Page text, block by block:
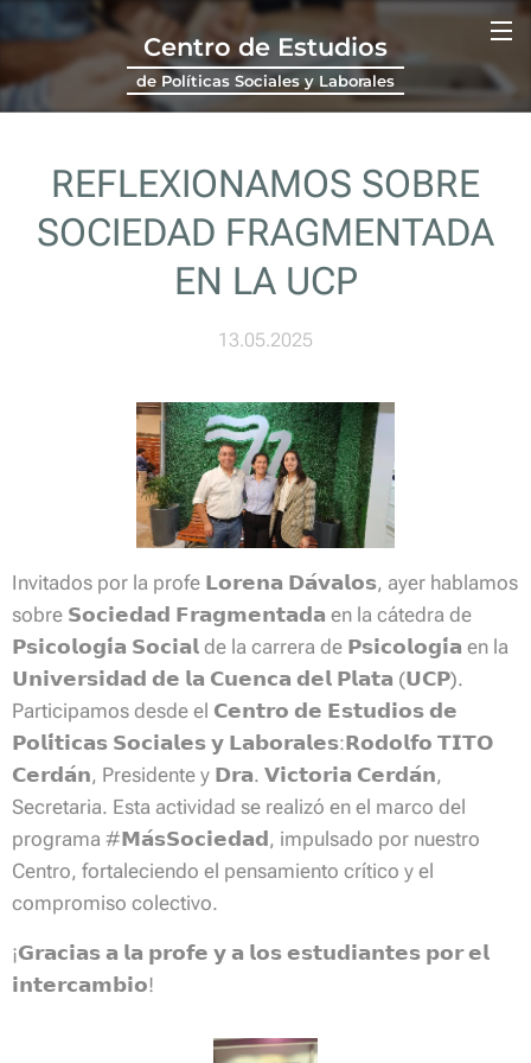
Centro de Estudios
de Políticas Sociales y Laborales
REFLEXIONAMOS SOBRE
SOCIEDAD FRAGMENTADA
EN LA UCP
13.05.2025
Invitados por la profe 𝗟𝗼𝗿𝗲𝗻𝗮 𝗗𝗮́𝘃𝗮𝗹𝗼𝘀, ayer hablamos
sobre 𝗦𝗼𝗰𝗶𝗲𝗱𝗮𝗱 𝗙𝗿𝗮𝗴𝗺𝗲𝗻𝘁𝗮𝗱𝗮 en la cátedra de
𝗣𝘀𝗶𝗰𝗼𝗹𝗼𝗴𝗶́𝗮 𝗦𝗼𝗰𝗶𝗮𝗹 de la carrera de 𝗣𝘀𝗶𝗰𝗼𝗹𝗼𝗴𝗶́𝗮 en la
𝗨𝗻𝗶𝘃𝗲𝗿𝘀𝗶𝗱𝗮𝗱 𝗱𝗲 𝗹𝗮 𝗖𝘂𝗲𝗻𝗰𝗮 𝗱𝗲𝗹 𝗣𝗹𝗮𝘁𝗮 (𝗨𝗖𝗣).
Participamos desde el 𝗖𝗲𝗻𝘁𝗿𝗼 𝗱𝗲 𝗘𝘀𝘁𝘂𝗱𝗶𝗼𝘀 𝗱𝗲
𝗣𝗼𝗹𝗶́𝘁𝗶𝗰𝗮𝘀 𝗦𝗼𝗰𝗶𝗮𝗹𝗲𝘀 𝘆 𝗟𝗮𝗯𝗼𝗿𝗮𝗹𝗲𝘀:𝗥𝗼𝗱𝗼𝗹𝗳𝗼 𝗧𝗜𝗧𝗢
𝗖𝗲𝗿𝗱𝗮́𝗻, Presidente y 𝗗𝗿𝗮. 𝗩𝗶𝗰𝘁𝗼𝗿𝗶𝗮 𝗖𝗲𝗿𝗱𝗮́𝗻,
Secretaria. Esta actividad se realizó en el marco del
programa #𝗠𝗮́𝘀𝗦𝗼𝗰𝗶𝗲𝗱𝗮𝗱, impulsado por nuestro
Centro, fortaleciendo el pensamiento crítico y el
compromiso colectivo.
¡𝗚𝗿𝗮𝗰𝗶𝗮𝘀 𝗮 𝗹𝗮 𝗽𝗿𝗼𝗳𝗲 𝘆 𝗮 𝗹𝗼𝘀 𝗲𝘀𝘁𝘂𝗱𝗶𝗮𝗻𝘁𝗲𝘀 𝗽𝗼𝗿 𝗲𝗹
𝗶𝗻𝘁𝗲𝗿𝗰𝗮𝗺𝗯𝗶𝗼!